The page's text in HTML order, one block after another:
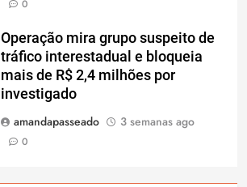
0
Operação mira grupo suspeito de
tráfico interestadual e bloqueia
mais de R$ 2,4 milhões por
investigado
amandapasseado
3 semanas ago
0